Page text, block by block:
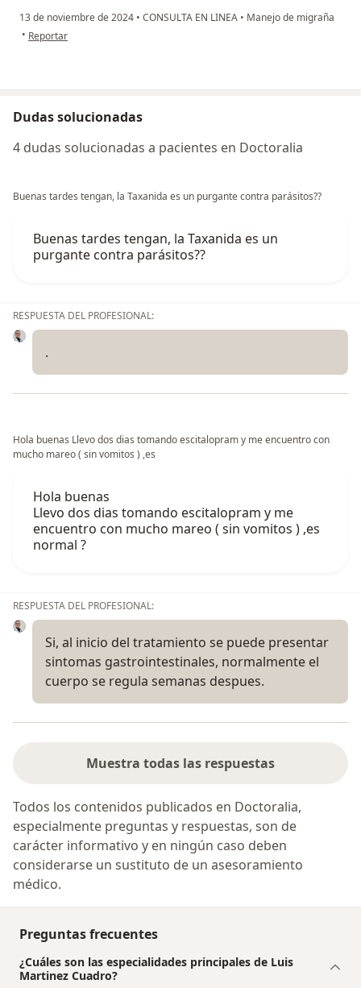
13 de noviembre de 2024 • CONSULTA EN LINEA • Manejo de migraña
• en opinión del usuario N.C
Reportar
Dudas solucionadas
4 dudas solucionadas a pacientes en Doctoralia
Buenas tardes tengan, la Taxanida es un purgante contra parásitos??
Buenas tardes tengan, la Taxanida es un
purgante contra parásitos??
RESPUESTA DEL PROFESIONAL:
.
Hola buenas Llevo dos dias tomando escitalopram y me encuentro con
mucho mareo ( sin vomitos ) ,es
Hola buenas
Llevo dos dias tomando escitalopram y me
encuentro con mucho mareo ( sin vomitos ) ,es
normal ?
RESPUESTA DEL PROFESIONAL:
Si, al inicio del tratamiento se puede presentar
sintomas gastrointestinales, normalmente el
cuerpo se regula semanas despues.
Muestra todas las respuestas
Todos los contenidos publicados en Doctoralia,
especialmente preguntas y respuestas, son de
carácter informativo y en ningún caso deben
considerarse un sustituto de un asesoramiento
médico.
Preguntas frecuentes
¿Cuáles son las especialidades principales de Luis
Martinez Cuadro?